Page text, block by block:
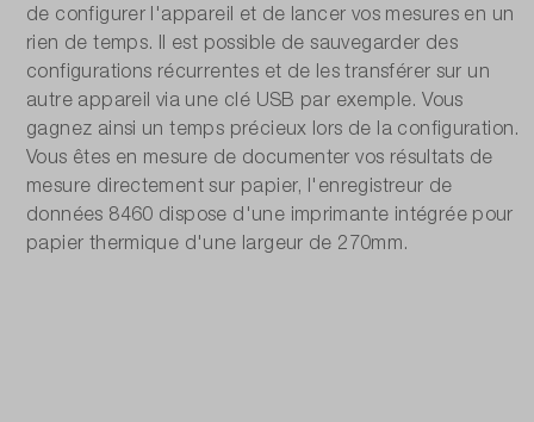
16
Types de connexion:
canaux analogiques
Écran:
15,4 pouces, écran tactile TFT, 1280 x 800
de configurer l'appareil et de lancer vos mesures en un
rien de temps. Il est possible de sauvegarder des
configurations récurrentes et de les transférer sur un
autre appareil via une clé USB par exemple. Vous
gagnez ainsi un temps précieux lors de la configuration.
Vous êtes en mesure de documenter vos résultats de
mesure directement sur papier, l'enregistreur de
données 8460 dispose d'une imprimante intégrée pour
papier thermique d'une largeur de 270mm.